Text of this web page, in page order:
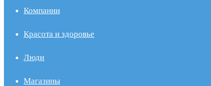
Компании
Красота и здоровье
Люди
Магазины